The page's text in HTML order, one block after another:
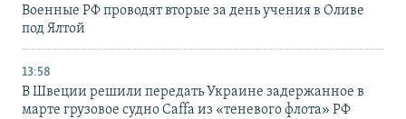
Военные РФ проводят вторые за день учения в Оливе
под Ялтой
13:58
В Швеции решили передать Украине задержанное в
марте грузовое судно Caffa из «теневого флота» РФ